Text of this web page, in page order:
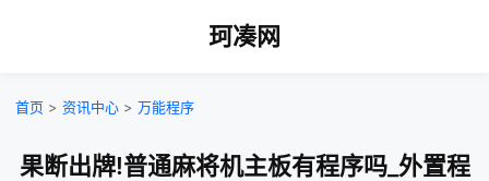
珂凑网
首页 > 资讯中心 > 万能程序
果断出牌!普通麻将机主板有程序吗_外置程